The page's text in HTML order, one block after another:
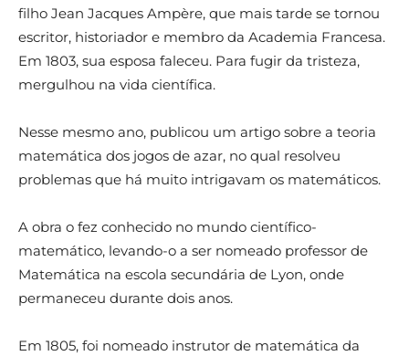
filho Jean Jacques Ampère, que mais tarde se tornou
escritor, historiador e membro da Academia Francesa.
Em 1803, sua esposa faleceu. Para fugir da tristeza,
mergulhou na vida científica.
Nesse mesmo ano, publicou um artigo sobre a teoria
matemática dos jogos de azar, no qual resolveu
problemas que há muito intrigavam os matemáticos.
A obra o fez conhecido no mundo científico-
matemático, levando-o a ser nomeado professor de
Matemática na escola secundária de Lyon, onde
permaneceu durante dois anos.
Em 1805, foi nomeado instrutor de matemática da